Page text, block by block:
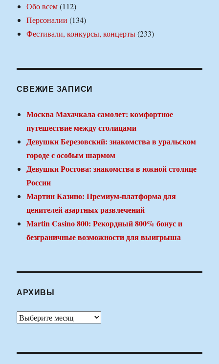
Обо всем(112)
Персоналии (134)
Фестивали, конкурсы, концерты(233)
СВЕЖИЕ ЗАПИСИ
Москва Махачкала самолет: комфортное
путешествие между столицами
Девушки Березовский: знакомства в уральском
городе с особым шармом
Девушки Ростова: знакомства в южной столице
России
Мартин Казино: Премиум-платформа для
ценителей азартных развлечений
Martin Casino 800: Рекордный 800% бонус и
безграничные возможности для выигрыша
АРХИВЫ
Архивы